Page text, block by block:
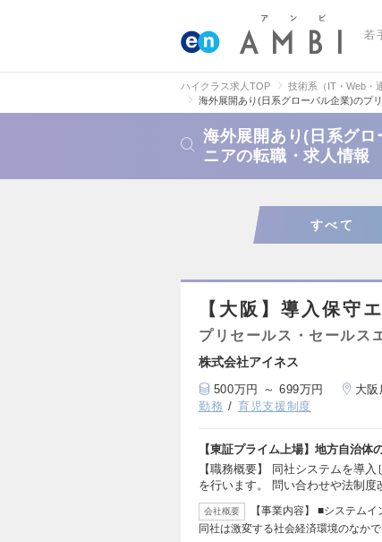
若
ハイクラス求人TOP 技術系（IT・Web・
海外展開あり(日系グローバル企業)のプ
海外展開あり(日系グ
ニアの転職・求人情報
すべて
【大阪】導入保守
プリセールス・セールス
株式会社アイネス
500万円 ～ 699万円 大阪
勤務
育児支援制度
【東証プライム上場】地方自治
【職務概要】 同社システムを導
を行います。 問い合わせや法制度
会社概要
【事業内容】 ■システム
同社は激変する社会経済環境のなか